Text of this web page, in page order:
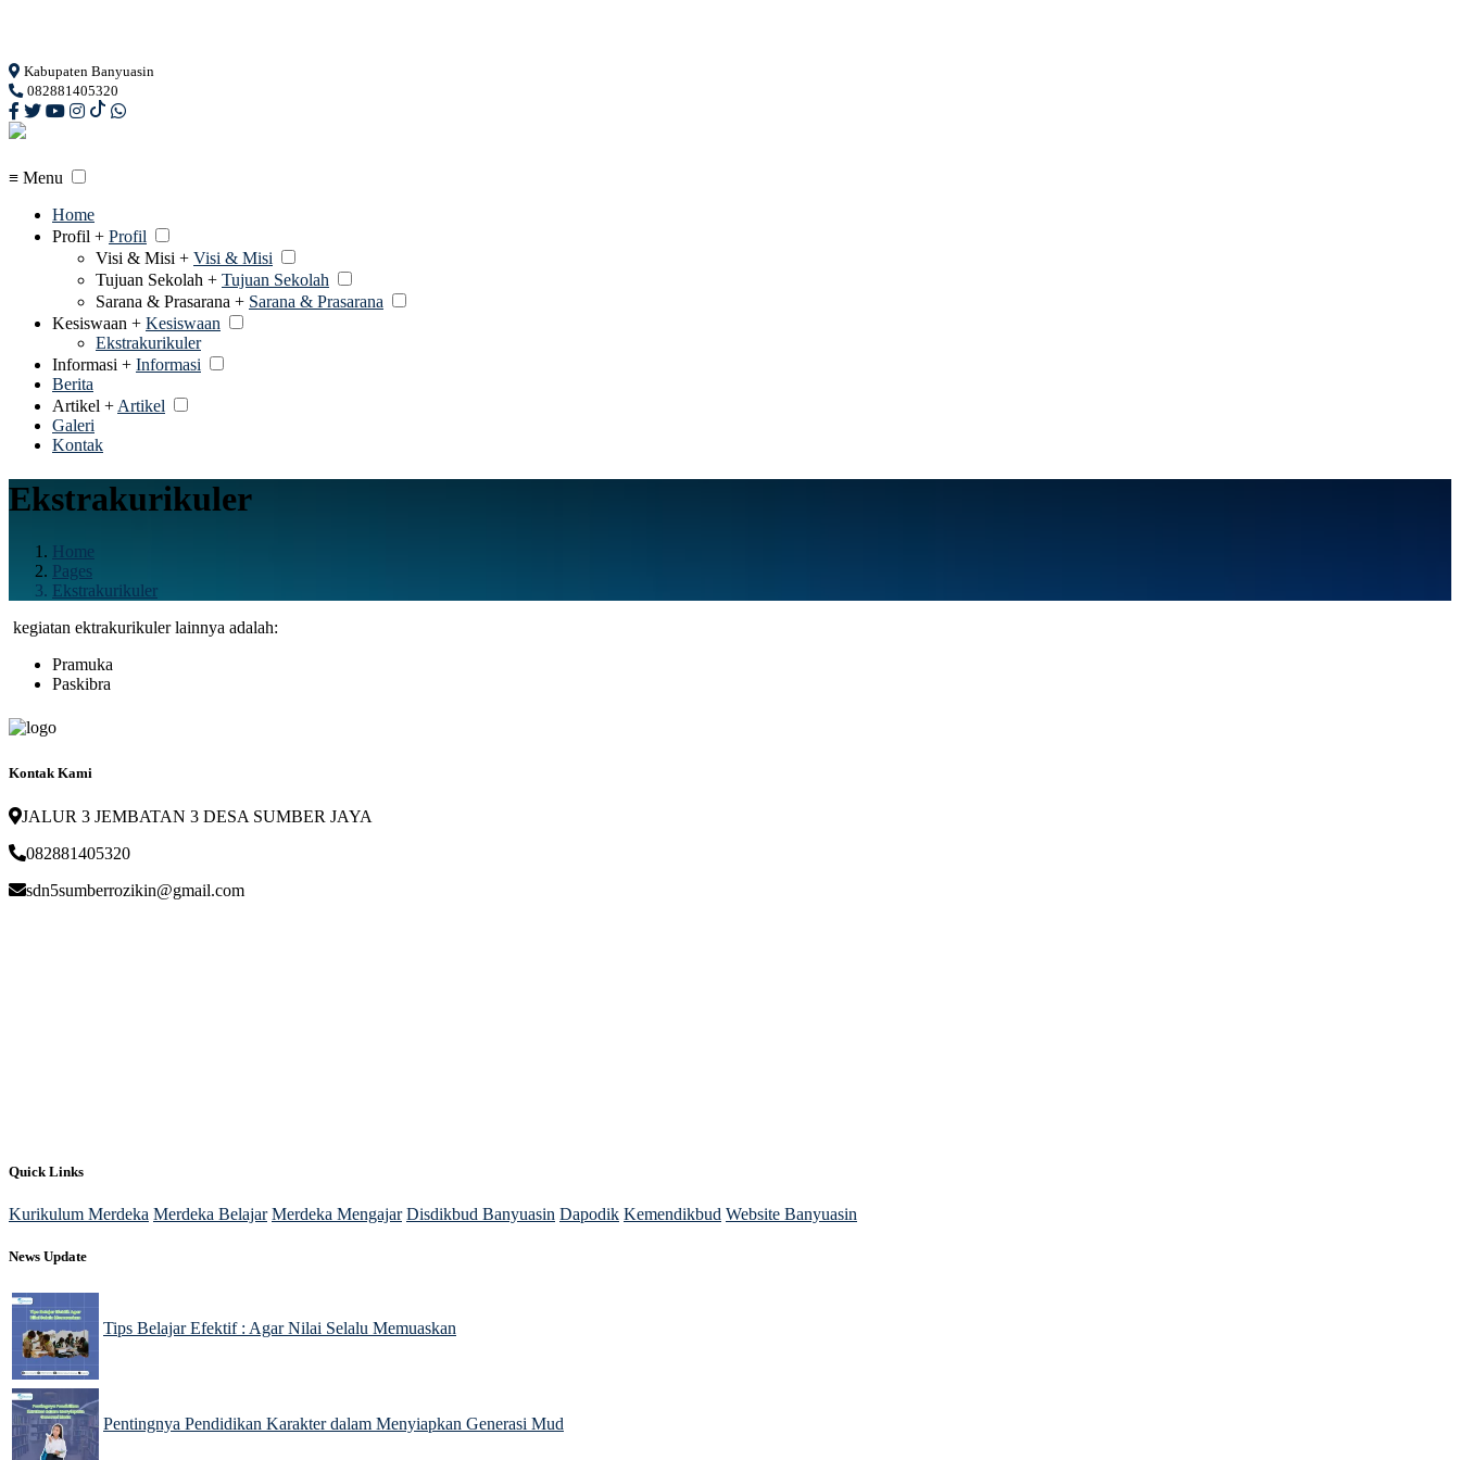
Kabupaten Banyuasin
082881405320
≡ Menu
Home
Profil + Profil
Visi & Misi + Visi & Misi
Tujuan Sekolah + Tujuan Sekolah
Sarana & Prasarana + Sarana & Prasarana
Kesiswaan + Kesiswaan
Ekstrakurikuler
Informasi + Informasi
Berita
Artikel +Artikel
Galeri
Kontak
Ekstrakurikuler
Home
Pages
Ekstrakurikuler
kegiatan ektrakurikuler lainnya adalah:
Pramuka
Paskibra
Kontak Kami
JALUR 3 JEMBATAN 3 DESA SUMBER JAYA
082881405320
sdn5sumberrozikin@gmail.com
Quick Links
Kurikulum Merdeka Merdeka Belajar Merdeka Mengajar Disdikbud Banyuasin Dapodik Kemendikbud Website Banyuasin
News Update
Tips Belajar Efektif : Agar Nilai Selalu Memuaskan
Pentingnya Pendidikan Karakter dalam Menyiapkan Generasi Mud